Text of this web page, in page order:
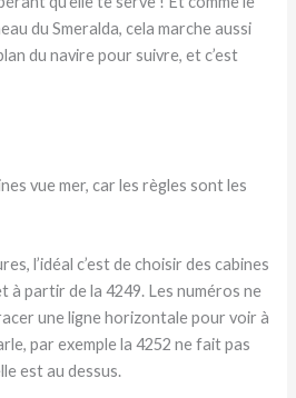
du Smeralda, cela marche aussi
du navire pour suivre, et c’est
vue mer, car les règles sont les
l’idéal c’est de choisir des cabines
à partir de la 4249. Les numéros ne
une ligne horizontale pour voir à
par exemple la 4252 ne fait pas
est au dessus.